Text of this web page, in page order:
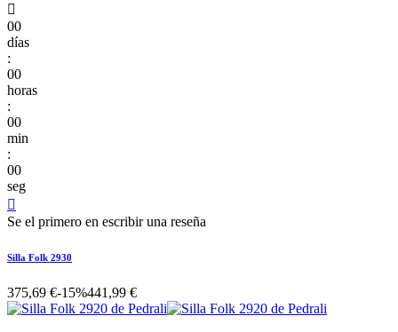

00
días
:
00
horas
:
00
min
:
00
seg

Se el primero en escribir una reseña
Silla Folk 2930
375,69 €-15%441,99 €